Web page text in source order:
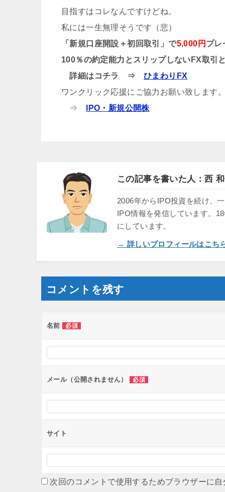
目指すはコレなんですけどね。
私には一生無理そうです（悲）
「新規口座開設＋初回取引」で5,000円 プレ
100％の約定能力とスリップしないFX取引
詳細はコチラ ⇒ひまわりFX
ワンクリック応援にご協力お願い致します
⇒
IPO・新規公開株
この記事を書いた人：西
2006年からIPO投資を続け、
IPO情報を発信しています。
にしています。
→ 詳しいプロフィールはこち
コメントを残す
名前 必須
メール（公開されません） 必須
サイト
次回のコメントで使用するためブラウザーに